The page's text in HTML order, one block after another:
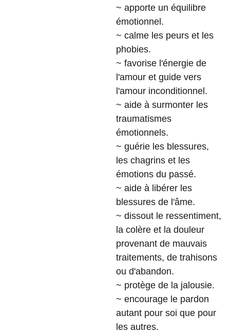
~ apporte un équilibre
émotionnel.
~ calme les peurs et les
phobies.
~ favorise l'énergie de
l'amour et guide vers
l'amour inconditionnel.
~ aide à surmonter les
traumatismes
émotionnels.
~ guérie les blessures,
les chagrins et les
émotions du passé.
~ aide à libérer les
blessures de l'âme.
~ dissout le ressentiment,
la colère et la douleur
provenant de mauvais
traitements, de trahisons
ou d'abandon.
~ protège de la jalousie.
~ encourage le pardon
autant pour soi que pour
les autres.